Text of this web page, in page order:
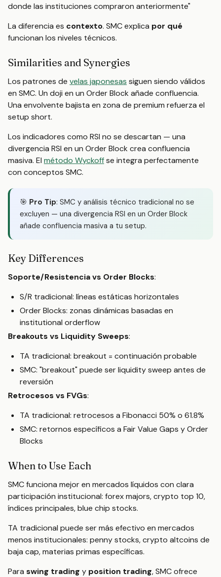
donde las instituciones compraron anteriormente"
La diferencia es contexto. SMC explica por qué
funcionan los niveles técnicos.
Similarities and Synergies
Los patrones de velas japonesas siguen siendo válidos
en SMC. Un doji en un Order Block añade confluencia.
Una envolvente bajista en zona de premium refuerza el
setup short.
Los indicadores como RSI no se descartan — una
divergencia RSI en un Order Block crea confluencia
masiva. El método Wyckoffse integra perfectamente
con conceptos SMC.
🎯 Pro Tip: SMC y análisis técnico tradicional no se
excluyen — una divergencia RSI en un Order Block
añade confluencia masiva a tu setup.
Key Differences
Soporte/Resistencia vs Order Blocks:
S/R tradicional: líneas estáticas horizontales
Order Blocks: zonas dinámicas basadas en
institutional orderflow
Breakouts vs Liquidity Sweeps:
TA tradicional: breakout = continuación probable
SMC: "breakout" puede ser liquidity sweep antes de
reversión
Retrocesos vs FVGs:
TA tradicional: retrocesos a Fibonacci 50% o 61.8%
SMC: retornos específicos a Fair Value Gaps y Order
Blocks
When to Use Each
SMC funciona mejor en mercados líquidos con clara
participación institucional: forex majors, crypto top 10,
índices principales, blue chip stocks.
TA tradicional puede ser más efectivo en mercados
menos institucionales: penny stocks, crypto altcoins de
baja cap, materias primas específicas.
Para swing trading y position trading, SMC ofrece